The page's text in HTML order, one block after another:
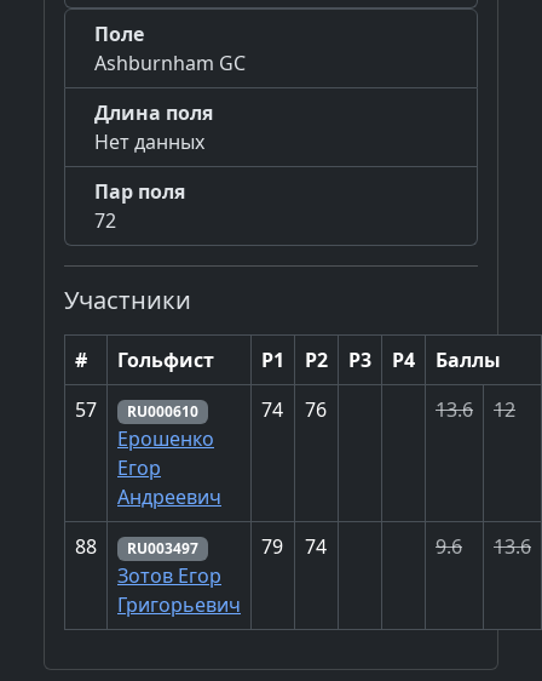
Поле
Ashburnham GC
Длина поля
Нет данных
Пар поля
72
Участники
# Гольфист Р1 Р2 Р3 Р4
Баллы
57
RU000610
Ерошенко
Егор
Андреевич
74 76 13.6 12
88 RU003497
Зотов Егор
Григорьевич
79 74 9.6 13.6